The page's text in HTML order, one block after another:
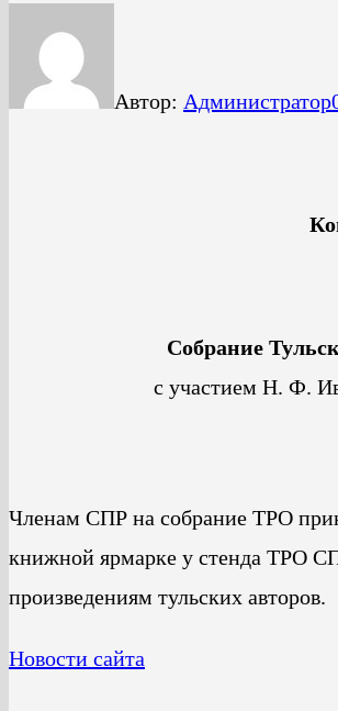
Автор: Администратор
Собрание
с участием Н. Ф.
Членам СПР на собрание ТРО
книжной ярмарке у стенда ТРО
произведениям тульских авторов.
Новости сайта